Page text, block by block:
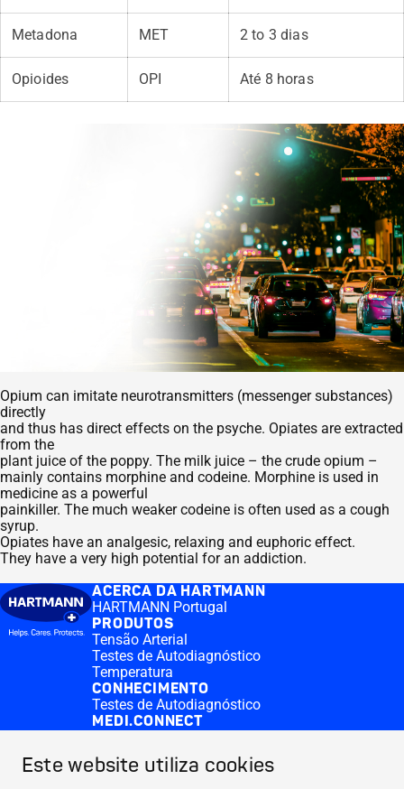
Este website utiliza cookies
Metadona MET 2 to 3 dias
Opioides OPI Até 8 horas
Opium can imitate neurotransmitters (messenger substances)
directly
and thus has direct effects on the psyche. Opiates are extracted
from the
plant juice of the poppy. The milk juice – the crude opium –
mainly contains morphine and codeine. Morphine is used in
medicine as a powerful
painkiller. The much weaker codeine is often used as a cough
syrup.
Opiates have an analgesic, relaxing and euphoric effect.
They have a very high potential for an addiction.
ACERCA DA HARTMANN
HARTMANN Portugal
PRODUTOS
Tensão Arterial
Testes de Autodiagnóstico
Temperatura
CONHECIMENTO
Testes de Autodiagnóstico
MEDI.CONNECT
Aplicação Veroval® medi.connect
CONTACT & MORE